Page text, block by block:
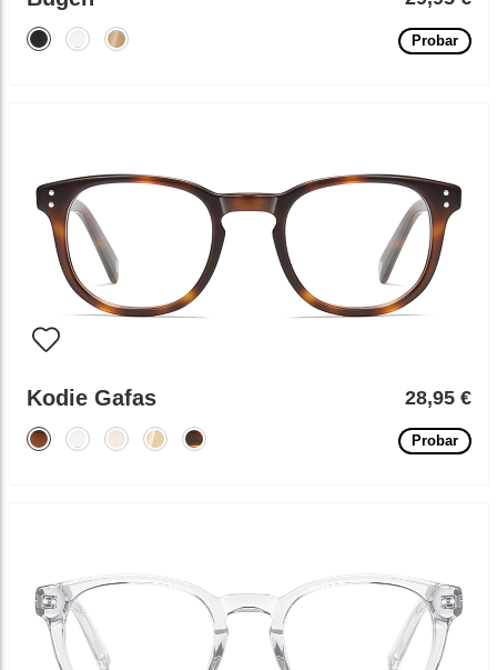
Probar
Kodie Gafas 28,95 €
Probar